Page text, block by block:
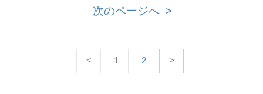
次のページへ >
< 1 2 >